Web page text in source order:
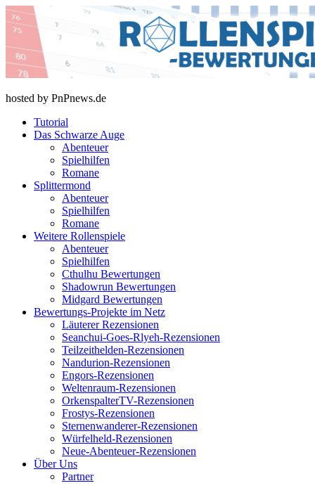
Skip
to
content
rollenspiel-bewertungen.de
hosted by PnPnews.de
Tutorial
Das Schwarze Auge
Abenteuer
Spielhilfen
Romane
Splittermond
Abenteuer
Spielhilfen
Romane
Weitere Rollenspiele
Abenteuer
Spielhilfen
Cthulhu Bewertungen
Shadowrun Bewertungen
Midgard Bewertungen
Bewertungs-Projekte im Netz
Läuterer Rezensionen
Seanchui-Goes-Rlyeh-Rezensionen
Teilzeithelden-Rezensionen
Nandurion-Rezensionen
Engors-Rezensionen
Weltenraum-Rezensionen
OrkenspalterTV-Rezensionen
Frostys-Rezensionen
Sternenwanderer-Rezensionen
Würfelheld-Rezensionen
Neue-Abenteuer-Rezensionen
Über Uns
Partner